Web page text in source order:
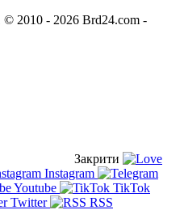
© 2010 - 2026 Brd24.com -
Закрити
Instagram
Youtube
TikTok
Twitter RSS